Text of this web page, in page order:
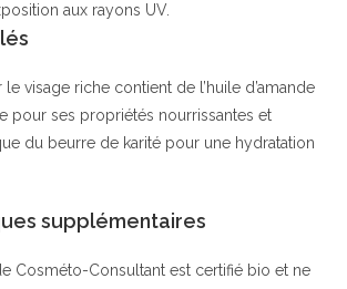
aux rayons UV.
visage riche contient de l’huile d’amande
pour ses propriétés nourrissantes et
du beurre de karité pour une hydratation
supplémentaires
Cosméto-Consultant est certifié bio et ne